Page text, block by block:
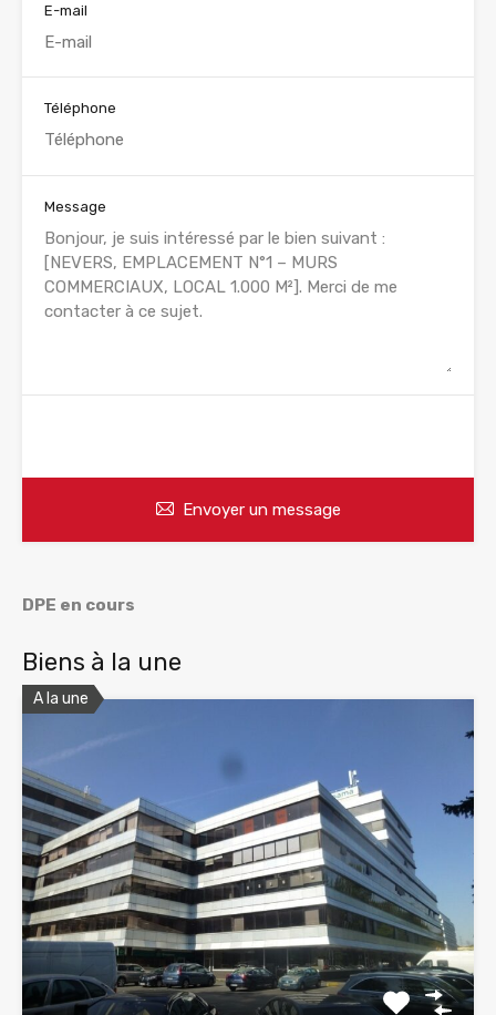
E-mail
Téléphone
Message
Envoyer un message
DPE en cours
Biens à la une
A la une